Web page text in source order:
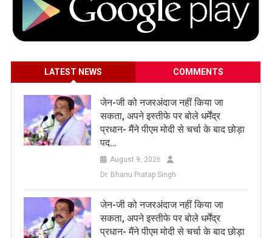
LATEST NEWS COMMENTS
जेन-जी को नजरअंदाज नहीं किया जा
सकता, अपने इस्तीफे पर बोले धर्मेंद्र
प्रधान- मैंने पीएम मोदी से चर्चा के बाद छोड़ा
पद…
August 9, 2026
Dr. Bhanu Pratap Singh
जेन-जी को नजरअंदाज नहीं किया जा
सकता, अपने इस्तीफे पर बोले धर्मेंद्र
प्रधान- मैंने पीएम मोदी से चर्चा के बाद छोड़ा